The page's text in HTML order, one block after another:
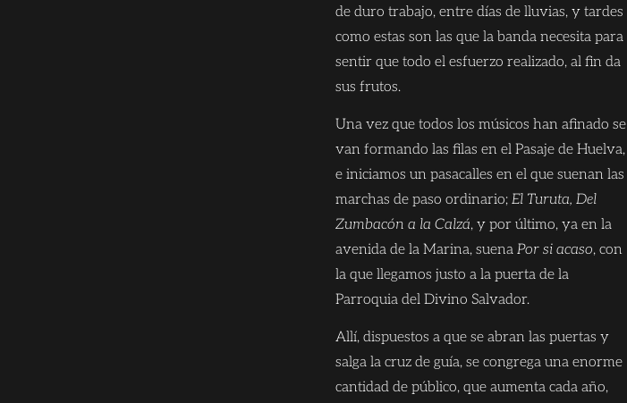
de duro trabajo, entre días de lluvias, y tardes
como estas son las que la banda necesita para
sentir que todo el esfuerzo realizado, al fin da
sus frutos.
Una vez que todos los músicos han afinado se
van formando las filas en el Pasaje de Huelva,
e iniciamos un pasacalles en el que suenan las
marchas de paso ordinario;El Turuta, Del
Zumbacón a la Calzá, y por último, ya en la
avenida de la Marina, suenaPor si acaso, con
la que llegamos justo a la puerta de la
Parroquia del Divino Salvador.
Allí, dispuestos a que se abran las puertas y
salga la cruz de guía, se congrega una enorme
cantidad de público, que aumenta cada año,